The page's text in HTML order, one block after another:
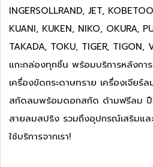
INGERSOLLRAND, JET,
KUANI, KUKEN, NIKO, OKURA,
TAKADA, TOKU, TIGER, TIGON,
แกะกล่องทุกชิ้น พร้อมบริการหลังกา
เครื่องขัดกระดาษทราย เครื่องเจีย
สกัดลมพร้อมดอกสกัด ด้ามฟรีลม ปื
สายลมสปริง รวมถึงอุปกรณ์เสริมแล
ใช้บริการจากเรา!